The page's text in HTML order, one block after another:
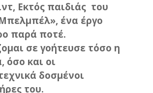
Εκτός παιδιάς του
ένα έργο
παρά ποτέ.
σε γοήτευσε τόσο η
όσο και οι
δοσμένοι
του.